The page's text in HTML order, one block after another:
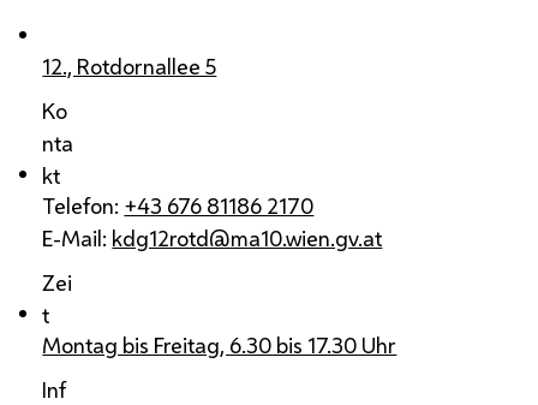
12., Rotdornallee 5
Ko
nta
kt
Telefon: +43 676 81186 2170
E-Mail: kdg12rotd@ma10.wien.gv.at
Zei
t
Montag bis Freitag, 6.30 bis 17.30 Uhr
Inf